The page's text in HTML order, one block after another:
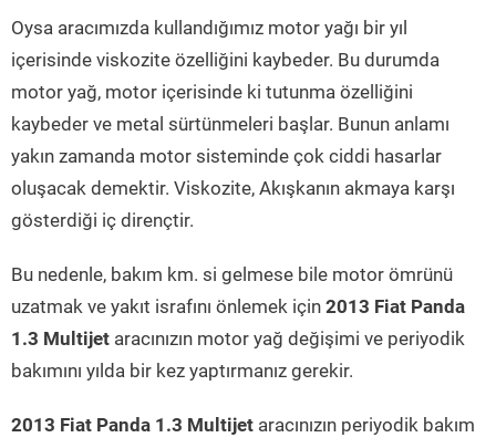
Oysa aracımızda kullandığımız motor yağı bir yıl
içerisinde viskozite özelliğini kaybeder. Bu durumda
motor yağ, motor içerisinde ki tutunma özelliğini
kaybeder ve metal sürtünmeleri başlar. Bunun anlamı
yakın zamanda motor sisteminde çok ciddi hasarlar
oluşacak demektir. Viskozite, Akışkanın akmaya karşı
gösterdiği iç dirençtir.
Bu nedenle, bakım km. si gelmese bile motor ömrünü
uzatmak ve yakıt israfını önlemek için 2013 Fiat Panda
1.3 Multijet aracınızın motor yağ değişimi ve periyodik
bakımını yılda bir kez yaptırmanız gerekir.
2013 Fiat Panda 1.3 Multijet aracınızın periyodik bakım